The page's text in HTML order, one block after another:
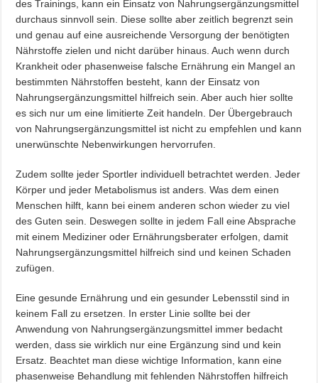
des Trainings, kann ein Einsatz von Nahrungsergänzungsmittel
durchaus sinnvoll sein. Diese sollte aber zeitlich begrenzt sein
und genau auf eine ausreichende Versorgung der benötigten
Nährstoffe zielen und nicht darüber hinaus. Auch wenn durch
Krankheit oder phasenweise falsche Ernährung ein Mangel an
bestimmten Nährstoffen besteht, kann der Einsatz von
Nahrungsergänzungsmittel hilfreich sein. Aber auch hier sollte
es sich nur um eine limitierte Zeit handeln. Der Übergebrauch
von Nahrungsergänzungsmittel ist nicht zu empfehlen und kann
unerwünschte Nebenwirkungen hervorrufen.
Zudem sollte jeder Sportler individuell betrachtet werden. Jeder
Körper und jeder Metabolismus ist anders. Was dem einen
Menschen hilft, kann bei einem anderen schon wieder zu viel
des Guten sein. Deswegen sollte in jedem Fall eine Absprache
mit einem Mediziner oder Ernährungsberater erfolgen, damit
Nahrungsergänzungsmittel hilfreich sind und keinen Schaden
zufügen.
Eine gesunde Ernährung und ein gesunder Lebensstil sind in
keinem Fall zu ersetzen. In erster Linie sollte bei der
Anwendung von Nahrungsergänzungsmittel immer bedacht
werden, dass sie wirklich nur eine Ergänzung sind und kein
Ersatz. Beachtet man diese wichtige Information, kann eine
phasenweise Behandlung mit fehlenden Nährstoffen hilfreich